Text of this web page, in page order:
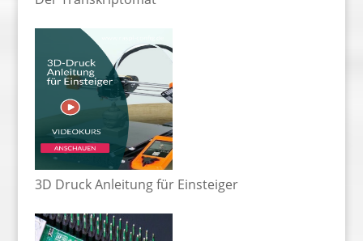
3D Druck Anleitung für Einsteiger